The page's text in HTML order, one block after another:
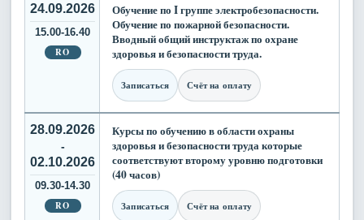
24.09.2026
15.00-16.40
RO
Обучение по I группе электробезопасности.
Обучение по пожарной безопасности.
Вводный общий инструктаж по охране
здоровья и безопасности труда.
Записаться Счёт на оплату
28.09.2026
-
02.10.2026
09.30-14.30
RO
Курсы по обучению в области охраны
здоровья и безопасности труда которые
соответствуют второму уровню подготовки
(40 часов)
Записаться Счёт на оплату